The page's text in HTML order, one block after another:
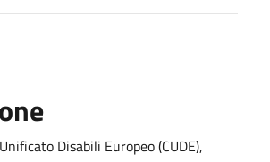
Disabili Europeo (CUDE),